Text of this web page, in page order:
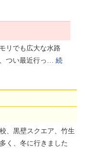
リでも広大な水路
つい最近行っ… 続
、黒壁スクエア、竹生
く、冬に行きました